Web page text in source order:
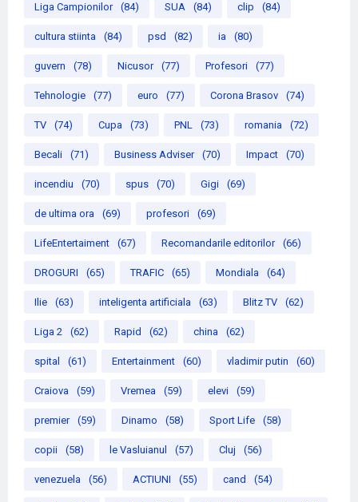
Liga Campionilor (84) SUA (84) clip (84)
cultura stiinta (84) psd (82) ia (80)
guvern (78) Nicusor (77) Profesori (77)
Tehnologie (77) euro (77) Corona Brasov (74)
TV (74) Cupa (73) PNL (73) romania (72)
Becali (71) Business Adviser (70) Impact (70)
incendiu (70) spus (70) Gigi (69)
de ultima ora (69) profesori (69)
LifeEntertaiment (67) Recomandarile editorilor (66)
DROGURI (65) TRAFIC (65) Mondiala (64)
Ilie (63) inteligenta artificiala (63) Blitz TV (62)
Liga 2 (62) Rapid (62) china (62)
spital (61) Entertainment (60) vladimir putin (60)
Craiova (59) Vremea (59) elevi (59)
premier (59) Dinamo (58) Sport Life (58)
copii (58) le Vasluianul (57) Cluj (56)
venezuela (56) ACTIUNI (55) cand (54)